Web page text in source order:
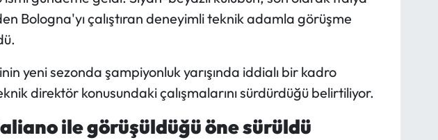
Bologna'yı çalıştıran deneyimli teknik adamla görüşme
yeni sezonda şampiyonluk yarışında iddialı bir kadro
direktör konusundaki çalışmalarını sürdürdüğü belirtiliyor.
ile görüşüldüğü öne sürüldü